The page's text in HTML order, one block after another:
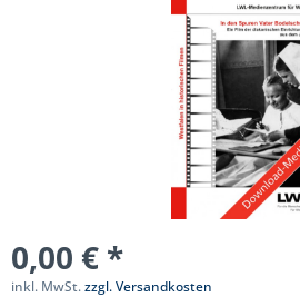
0,00 € *
inkl. MwSt.zzgl. Versandkosten